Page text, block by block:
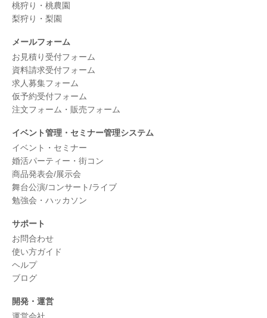
桃狩り・桃農園
梨狩り・梨園
メールフォーム
お見積り受付フォーム
資料請求受付フォーム
求人募集フォーム
仮予約受付フォーム
注文フォーム・販売フォーム
イベント管理・セミナー管理システム
イベント・セミナー
婚活パーティー・街コン
商品発表会/展示会
舞台公演/コンサート/ライブ
勉強会・ハッカソン
サポート
お問合わせ
使い方ガイド
ヘルプ
ブログ
開発・運営